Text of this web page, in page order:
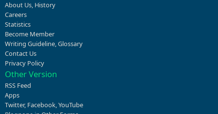
About Us, History
Careers
Statistics
Become Member
Writing Guideline,Glossary
Contact Us
Privacy Policy
Other Version
RSS Feed
Apps
Twitter, Facebook,YouTube